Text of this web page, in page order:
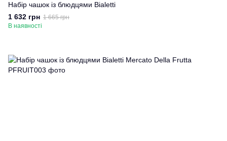
Набір чашок із блюдцями Bialetti
1 632 грн 1 665 грн
В наявності